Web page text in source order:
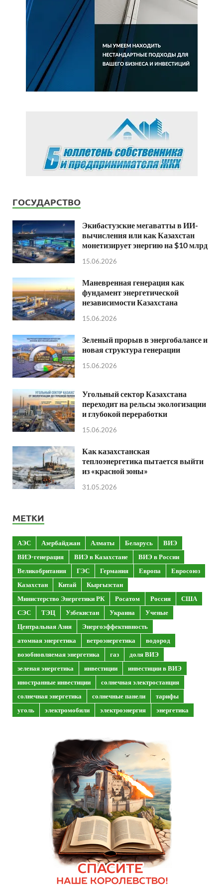
ГОСУДАРСТВО
Экибастузские мегаватты в ИИ-
вычисления или как Казахстан
монетизирует энергию на $10 млрд
15.06.2026
Маневренная генерация как
фундамент энергетической
независимости Казахстана
15.06.2026
Зеленый прорыв в энергобалансе и
новая структура генерации
15.06.2026
Угольный сектор Казахстана
переходит на рельсы экологизации
и глубокой переработки
15.06.2026
Как казахстанская
теплоэнергетика пытается выйти
из «красной зоны»
31.05.2026
МЕТКИ
АЭС Азербайджан Алматы Беларусь
ВИЭ
ВИЭ-генерация
ВИЭ в Казахстане
ВИЭ в России
Великобритания
ГЭС Германия Европа
Евросоюз
Казахстан
Китай
Кыргызстан
Министерство Энергетики РК
Росатом Россия
США
СЭС
ТЭЦ Узбекистан Украина
Ученые
Центральная Азия
Энергоэффективность
атомная энергетика
ветроэнергетика
водород
возобновляемая энергетика
газ
доля ВИЭ
зеленая энергетика
инвестиции
инвестиции в ВИЭ
иностранные инвестиции
солнечная электростанция
солнечная энергетика
солнечные панели
тарифы
уголь
электромобили электроэнергия энергетика